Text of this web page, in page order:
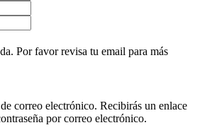
Por favor revisa tu email para más
correo electrónico. Recibirás un enlace
por correo electrónico.